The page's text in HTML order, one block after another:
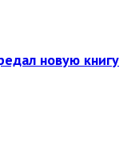
новую книгу